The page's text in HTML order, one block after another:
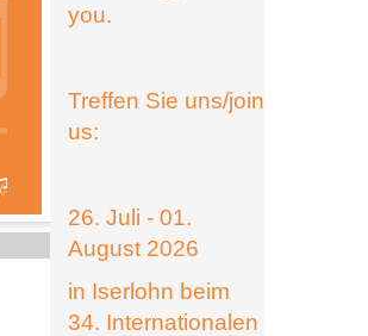
you.
Treffen Sie uns/join
us:
26. Juli - 01.
August 2026
in Iserlohn beim
34. Internationalen